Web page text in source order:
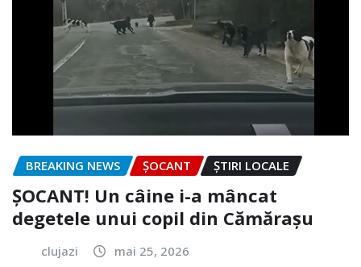
BREAKING NEWS ȘOCANT ȘTIRI LOCALE
ȘOCANT! Un câine i-a mâncat
degetele unui copil din Cămărașu
clujazi mai 25, 2026